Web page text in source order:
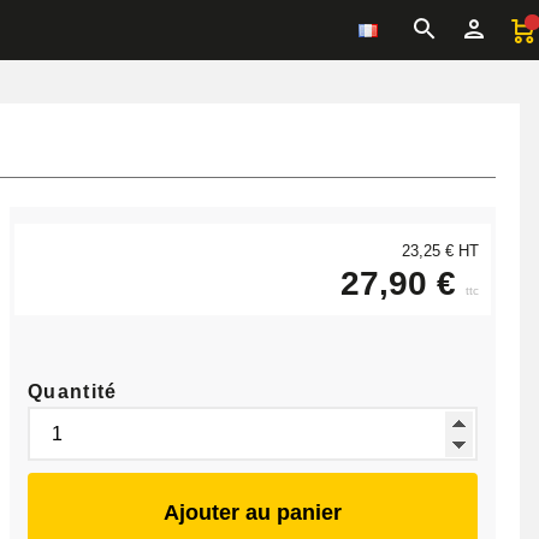
23,25 € HT
27,90 € ttc
Quantité
Ajouter au panier